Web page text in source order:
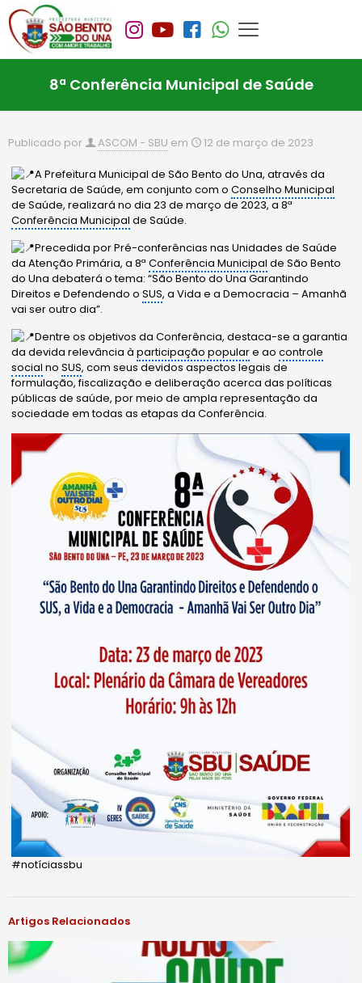
8ª Conferência Municipal de Saúde
Publicado por ASCOM - SBU em 12 de março de 2023
A Prefeitura Municipal de São Bento do Una, através da
Secretaria de Saúde, em conjunto com oConselho Municipal
de Saúde, realizará no dia 23 de março de 2023, a 8ª
Conferência Municipal de Saúde.
Precedida por Pré-conferências nas Unidades de Saúde
da Atenção Primária, a 8ªConferência Municipal de São Bento
do Una debaterá o tema: “São Bento do Una Garantindo
Direitos e Defendendo oSUS, a Vida e a Democracia – Amanhã
vai ser outro dia”.
Dentre os objetivos da Conferência, destaca-se a garantia
da devida relevância àparticipação populare aocontrole
social noSUS, com seus devidos aspectos legais de
formulação, fiscalização e deliberação acerca das políticas
públicas de saúde, por meio de ampla representação da
sociedade em todas as etapas da Conferência.
#notíciassbu
Artigos Relacionados